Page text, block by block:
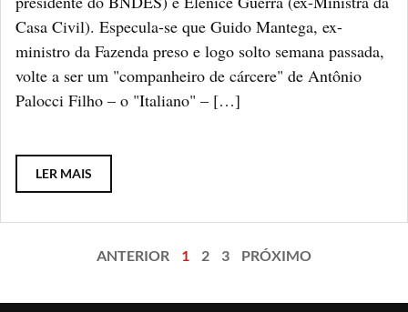
Casa Civil). Especula-se que Guido Mantega, ex-
ministro da Fazenda preso e logo solto semana passada,
volte a ser um "companheiro de cárcere" de Antônio
Palocci Filho – o "Italiano" – […]
LER MAIS
ANTERIOR 1 2 3 PRÓXIMO